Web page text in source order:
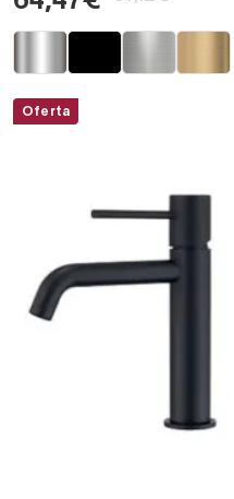
Oferta